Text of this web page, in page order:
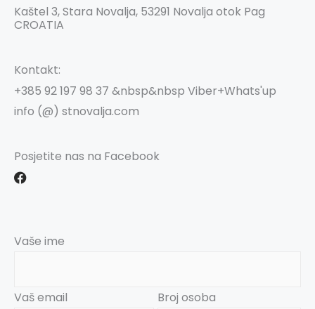
Kaštel 3, Stara Novalja, 53291 Novalja otok Pag
CROATIA
Kontakt:
+385 92 197 98 37 &nbsp&nbsp Viber+Whats'up
info (@) stnovalja.com
Posjetite nas na Facebook
F
a
o
Vaše ime
Vaš email Broj osoba